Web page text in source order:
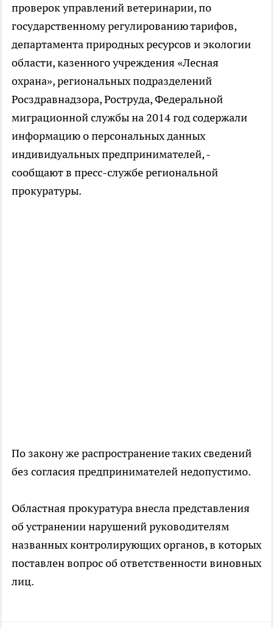
проверок управлений ветеринарии, по
государственному регулированию тарифов,
департамента природных ресурсов и экологии
области, казенного учреждения «Лесная
охрана», региональных подразделений
Росздравнадзора, Роструда, Федеральной
миграционной службы на 2014 год содержали
информацию о персональных данных
индивидуальных предпринимателей, -
сообщают в пресс-службе региональной
прокуратуры.
По закону же распространение таких сведений
без согласия предпринимателей недопустимо.
Областная прокуратура внесла представления
об устранении нарушений руководителям
названных контролирующих органов, в которых
поставлен вопрос об ответственности виновных
лиц.